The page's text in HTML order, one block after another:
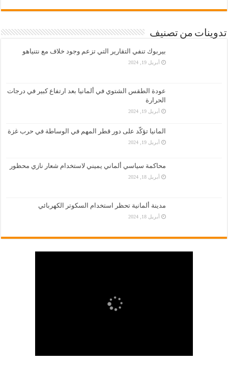
تدوينات من تصنيف
بيربوك تنفي التقارير التي تزعم وجود خلاف مع نتنياهو
أبريل 19, 2024
عودة الطقس الشتوي في ألمانيا بعد ارتفاع كبير في درجات
الحرارة
أبريل 19, 2024
المانيا تؤكّد على دور قطر المهم في الوساطة في حرب غزة
أبريل 19, 2024
محاكمة سياسي ألماني يميني لاستخدام شعار نازي محظور
أبريل 18, 2024
مدينة ألمانية تحظر استخدام السكوتر الكهربائي
أبريل 18, 2024